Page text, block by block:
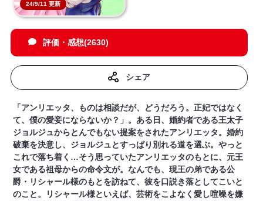
24/9/11 更新
評価・感想(2630)
シェア
「アンリエッタ、ものは相談だが、どうだろう。正妃ではなく
て、僕の愛妾にならないか？」。ある日、婚約者である王太子
ジョルジュからとんでもない提案をされたアンリエッタ。婚約
破棄を決意し、ジョルジュとすっぱり別れる道を選ぶ。やっと
これで落ち着く…そう思っていたアンリエッタのもとに、元王
女である祖母からの命令文が。なんでも、現王の弟である公
爵・リシャール様のもとを訪ねて、彼を口説き落としてこいと
のこと。リシャール様といえば、芸術をこよなく愛し喧噪を嫌